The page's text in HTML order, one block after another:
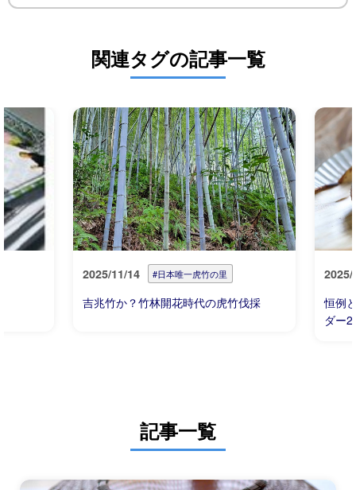
関連タグの記事一覧
2025/11/14 #日本唯一虎竹の里
吉兆竹か？竹林開花時代の虎竹伐採
2025/
恒例
ダー
記事一覧